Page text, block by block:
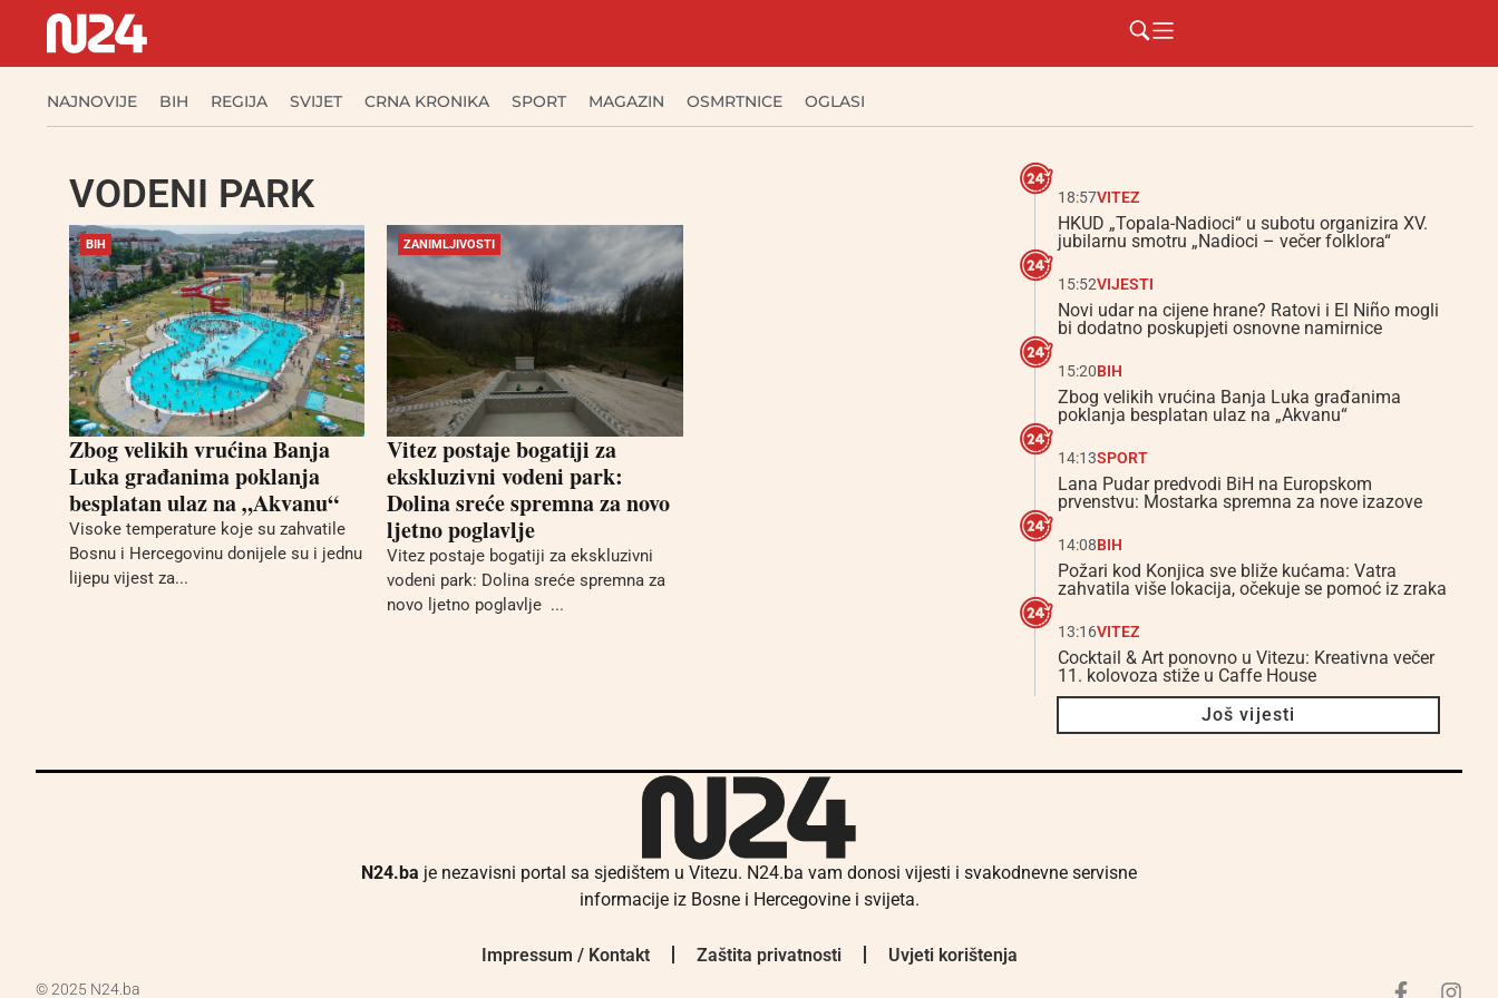
NAJNOVIJE BIH REGIJA SVIJET CRNA KRONIKA SPORT MAGAZIN OSMRTNICE OGLASI
VODENI PARK
BIH
Zbog velikih vrućina Banja
Luka građanima poklanja
besplatan ulaz na „Akvanu“
Visoke temperature koje su zahvatile
Bosnu i Hercegovinu donijele su i jednu
lijepu vijest za...
ZANIMLJIVOSTI
Vitez postaje bogatiji za
ekskluzivni vodeni park:
Dolina sreće spremna za novo
ljetno poglavlje
Vitez postaje bogatiji za ekskluzivni
vodeni park: Dolina sreće spremna za
novo ljetno poglavlje ...
18:57VITEZ
HKUD „Topala-Nadioci“ u subotu organizira XV.
jubilarnu smotru „Nadioci – večer folklora“
15:52VIJESTI
Novi udar na cijene hrane? Ratovi i El Niño mogli
bi dodatno poskupjeti osnovne namirnice
15:20BIH
Zbog velikih vrućina Banja Luka građanima
poklanja besplatan ulaz na „Akvanu“
14:13SPORT
Lana Pudar predvodi BiH na Europskom
prvenstvu: Mostarka spremna za nove izazove
14:08BIH
Požari kod Konjica sve bliže kućama: Vatra
zahvatila više lokacija, očekuje se pomoć iz zraka
13:16VITEZ
Cocktail & Art ponovno u Vitezu: Kreativna večer
11. kolovoza stiže u Caffe House
Još vijesti
N24.ba je nezavisni portal sa sjedištem u Vitezu. N24.ba vam donosi vijesti i svakodnevne servisne
informacije iz Bosne i Hercegovine i svijeta.
Impressum / Kontakt Zaštita privatnosti Uvjeti korištenja
© 2025 N24.ba